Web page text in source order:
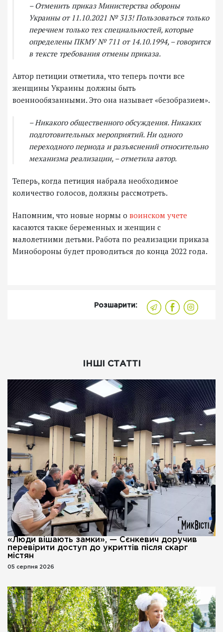
– Отменить приказ Министерства обороны
Украины от 11.10.2021 № 313! Пользоваться только
перечнем только тех специальностей, которые
определены ПКМУ № 711 от 14.10.1994, – говорится
в тексте требования отмены приказа.
Автор петиции отметила, что теперь почти все
женщины Украины должны быть
военнообязанными. Это она называет «безобразием».
– Никакого общественного обсуждения. Никаких
подготовительных мероприятий. Ни одного
переходного периода и разъяснений относительно
механизма реализации, – отметила автор.
Теперь, когда петиция набрала необходимое
количество голосов, должны рассмотреть.
Напомним, что новые нормы о воинском учете
касаются также беременных и женщин с
малолетними детьми. Работа по реализации приказа
Минобороны будет проводиться до конца 2022 года.
Розшарити:
ІНШІ СТАТТІ
«Люди вішають замки», — Сєнкевич доручив
перевірити доступ до укриттів після скарг
містян
05 серпня 2026